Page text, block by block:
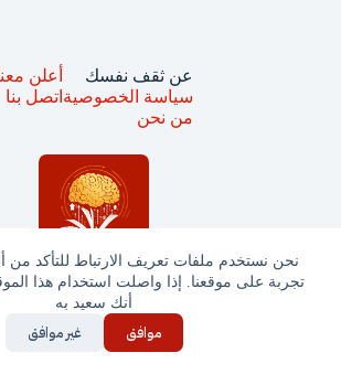
نحن نستخدم ملفات تعريف الارتباط للتأكد من
تجربة على موقعنا. إذا واصلت استخدام هذا
أنك سعيد به
موافق غير موافق
جميع الحقوق محفوظة © ثقف نفسك
عن ثقف نفسك
سياسة الخصوصية
من نحن
أعلن
اتصل بنا